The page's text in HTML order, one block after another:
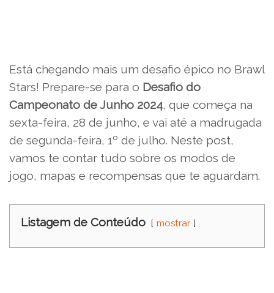
Está chegando mais um desafio épico no Brawl
Stars! Prepare-se para o Desafio do
Campeonato de Junho 2024, que começa na
sexta-feira, 28 de junho, e vai até a madrugada
de segunda-feira, 1º de julho. Neste post,
vamos te contar tudo sobre os modos de
jogo, mapas e recompensas que te aguardam.
Listagem de Conteúdo mostrar